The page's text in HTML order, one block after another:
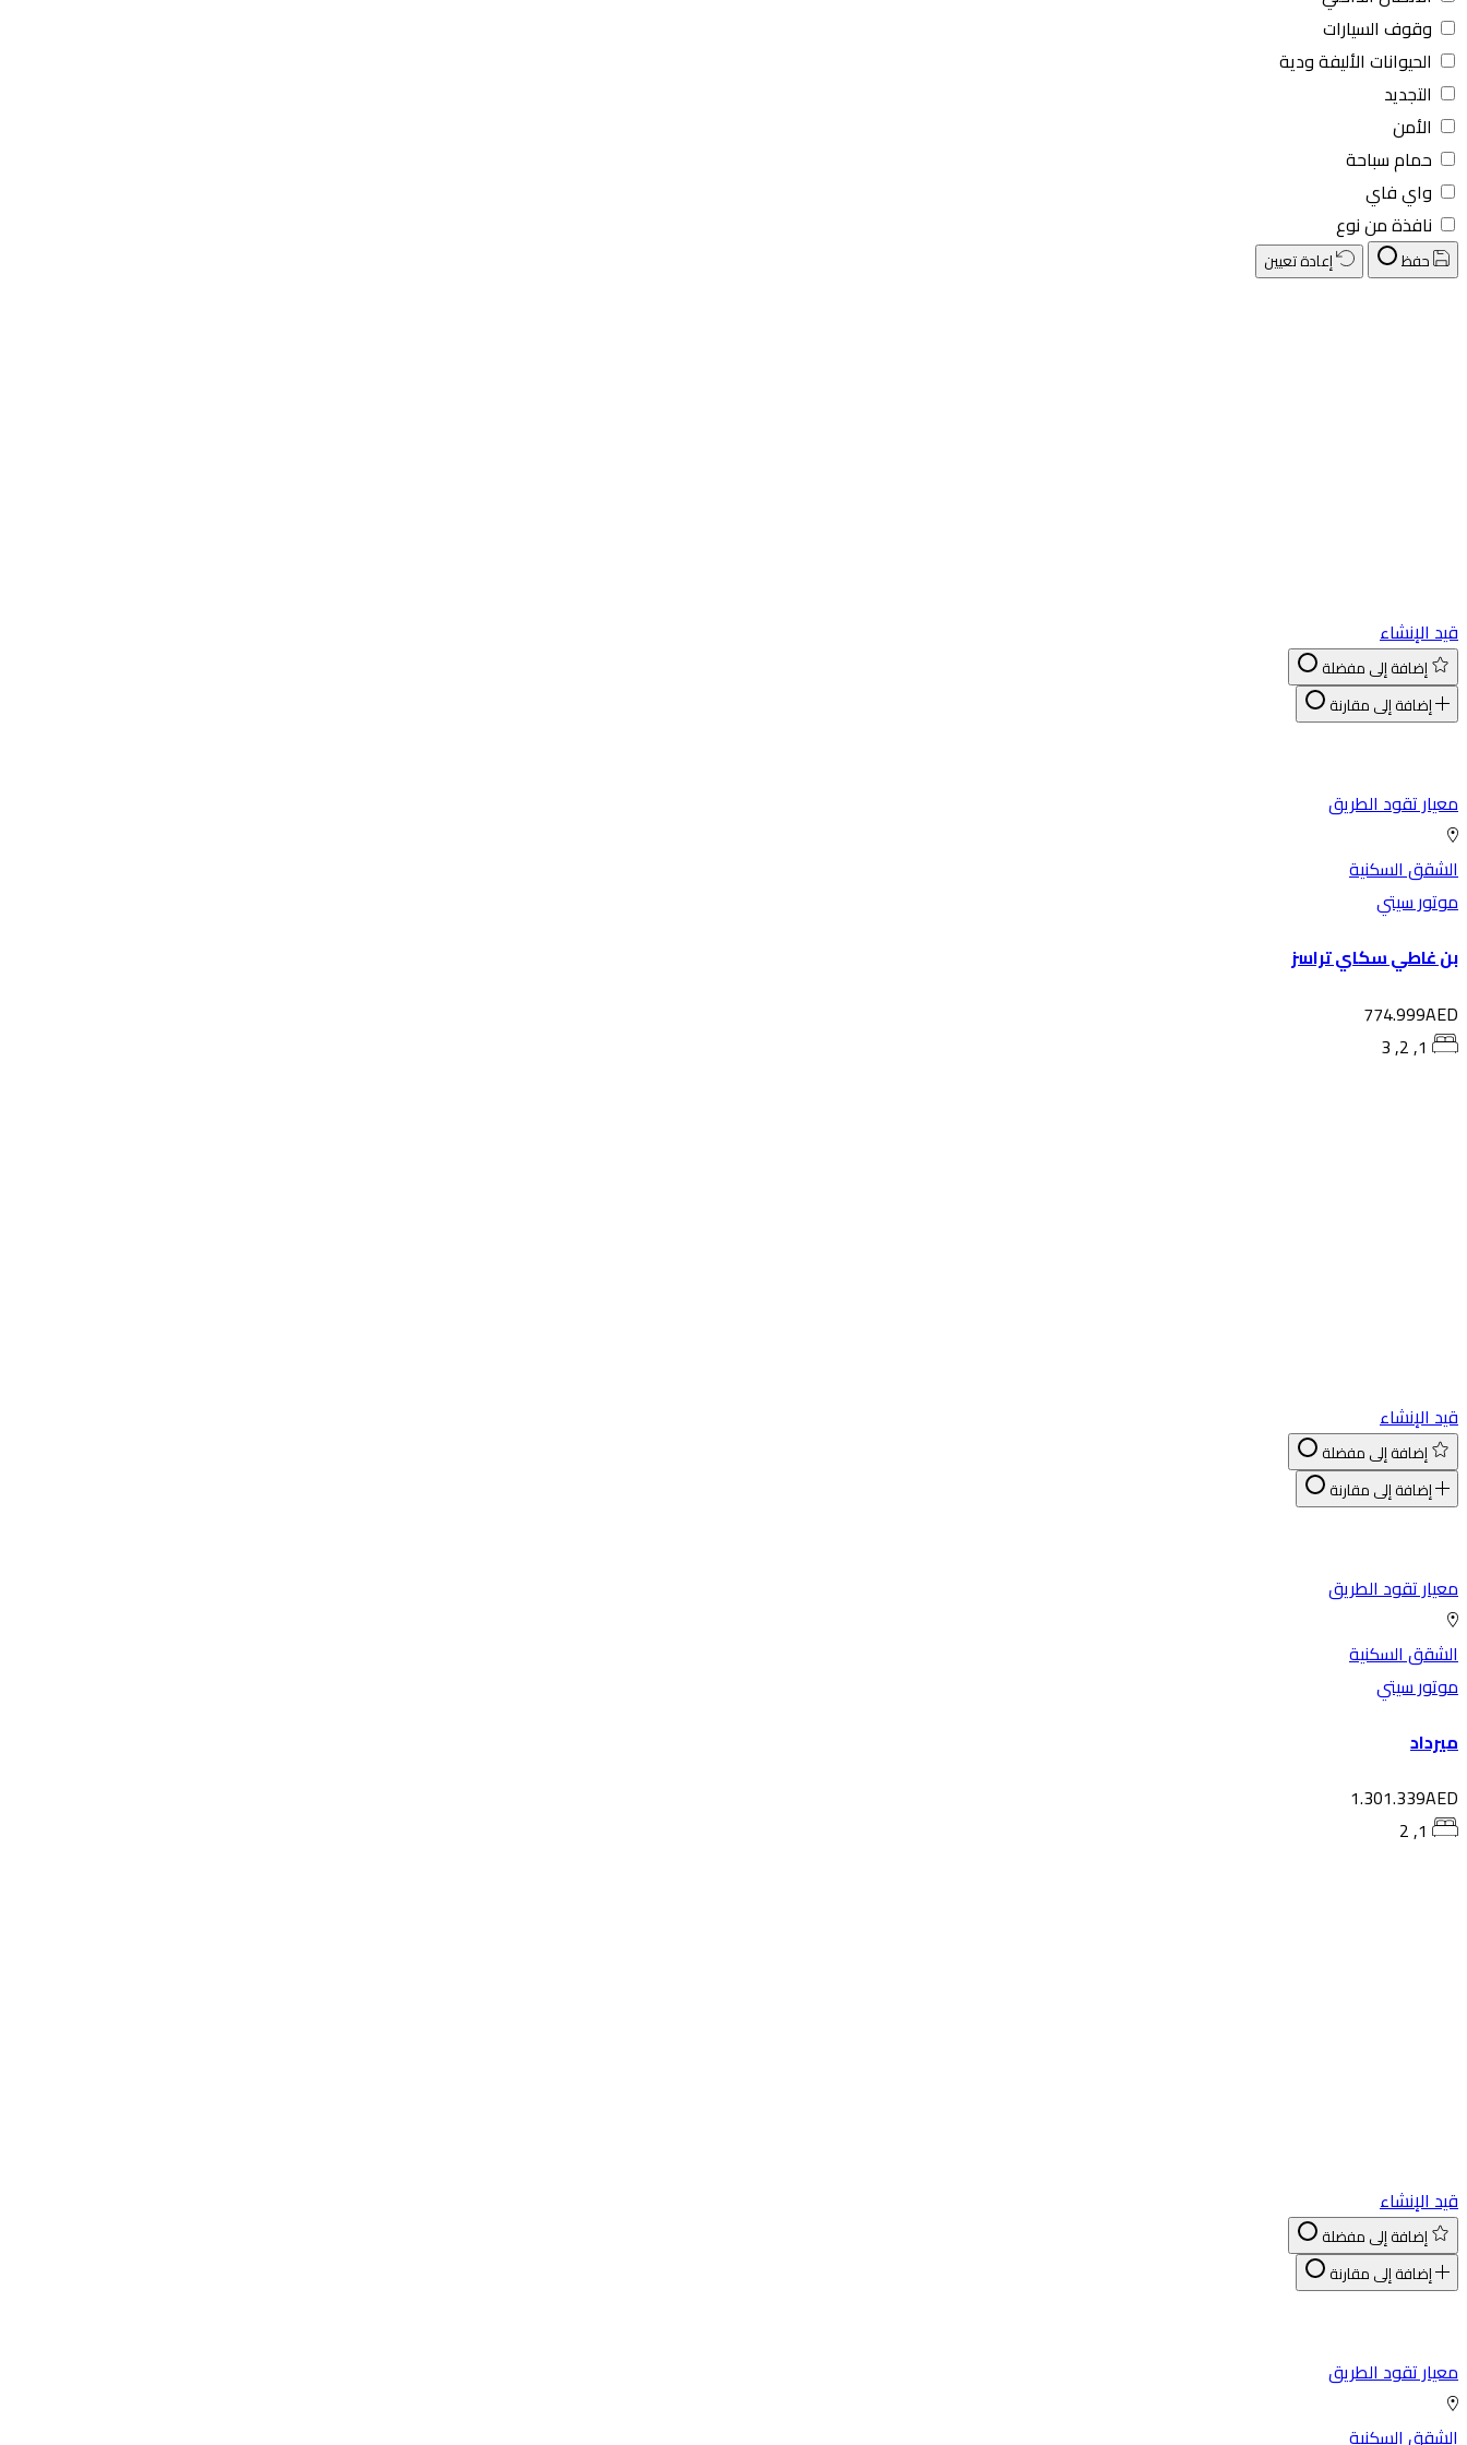
وقوف السيارات
الحيوانات الأليفة ودية
التجديد
الأمن
حمام سباحة
واي فاي
نافذة من نوع
حفظ إعادة تعيين
قيد الإنشاء
إضافة إلى مفضلة
إضافة إلى مقارنة
معيار تقود الطريق
الشقق السكنية
موتور سيتي
بن غاطي سكاي تراسز
774.999AED
1, 2, 3
قيد الإنشاء
إضافة إلى مفضلة
إضافة إلى مقارنة
معيار تقود الطريق
الشقق السكنية
موتور سيتي
ميرداد
1.301.339AED
1, 2
قيد الإنشاء
إضافة إلى مفضلة
إضافة إلى مقارنة
معيار تقود الطريق
الشقق السكنية